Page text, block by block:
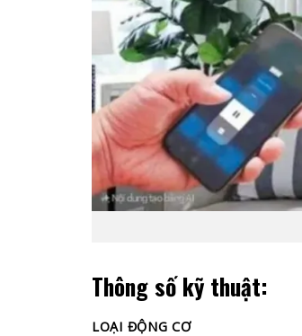
Thông số kỹ thuật:
LOẠI ĐỘNG CƠ